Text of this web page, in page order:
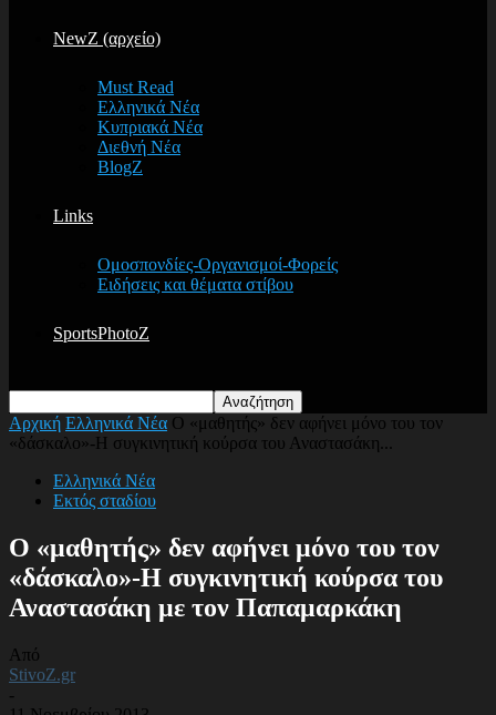
NewZ (αρχείο)
Must Read
Ελληνικά Νέα
Κυπριακά Νέα
Διεθνή Νέα
BlogZ
Links
Ομοσπονδίες-Οργανισμοί-Φορείς
Ειδήσεις και θέματα στίβου
SportsPhotoZ
Αρχική Ελληνικά Νέα Ο «μαθητής» δεν αφήνει μόνο του τον
«δάσκαλο»-Η συγκινητική κούρσα του Αναστασάκη...
Ελληνικά Νέα
Εκτός σταδίου
Ο «μαθητής» δεν αφήνει μόνο του τον
«δάσκαλο»-Η συγκινητική κούρσα του
Αναστασάκη με τον Παπαμαρκάκη
Από
StivoZ.gr
-